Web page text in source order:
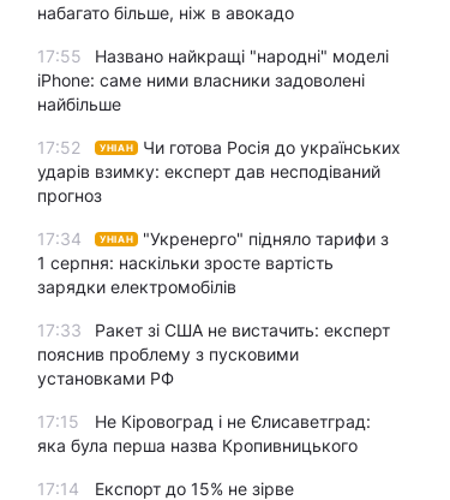
набагато більше, ніж в авокадо
17:55
Названо найкращі "народні" моделі
iPhone: саме ними власники задоволені
найбільше
17:52 УНІАН
Чи готова Росія до українських
ударів взимку: експерт дав несподіваний
прогноз
17:34 УНІАН
"Укренерго" підняло тарифи з
1 серпня: наскільки зросте вартість
зарядки електромобілів
17:33
Ракет зі США не вистачить: експерт
пояснив проблему з пусковими
установками РФ
17:15
Не Кіровоград і не Єлисаветград:
яка була перша назва Кропивницького
17:14
Експорт до 15% не зірве